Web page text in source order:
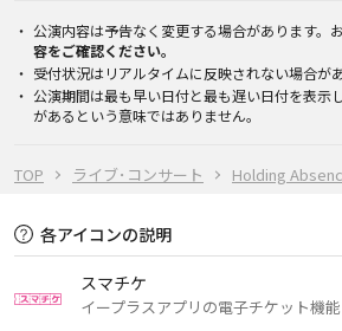
TOP ライブ･コンサート Holding
公演内容は予告なく変更する場合があります。
容をご確認ください。
受付状況はリアルタイムに反映されない場合があ
公演期間は最も早い日付と最も遅い日付を表示
があるという意味ではありません。
各アイコンの説明
スマチケ
イープラスアプリの電子チケット機能